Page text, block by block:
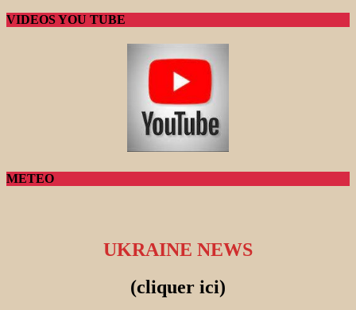
VIDEOS YOU TUBE
METEO
UKRAINE NEWS
(cliquer ici)